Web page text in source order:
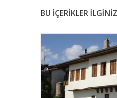
BU İÇERİKLER